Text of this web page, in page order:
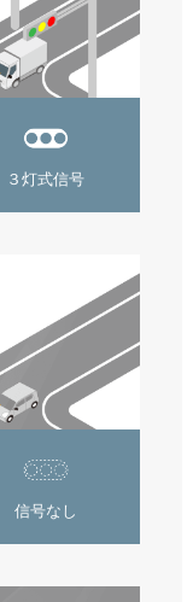
３灯式信号
信号なし